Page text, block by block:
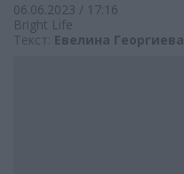
06.06.2023 / 17:16
Bright Life
Текст: Евелина Георгиева